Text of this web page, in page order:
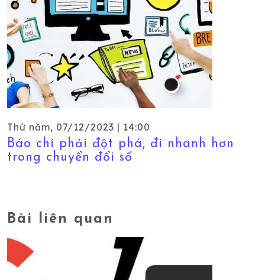
Thứ năm, 07/12/2023 | 14:00
Báo chí phải đột phá, đi nhanh hơn
trong chuyển đổi số
Bài liên quan